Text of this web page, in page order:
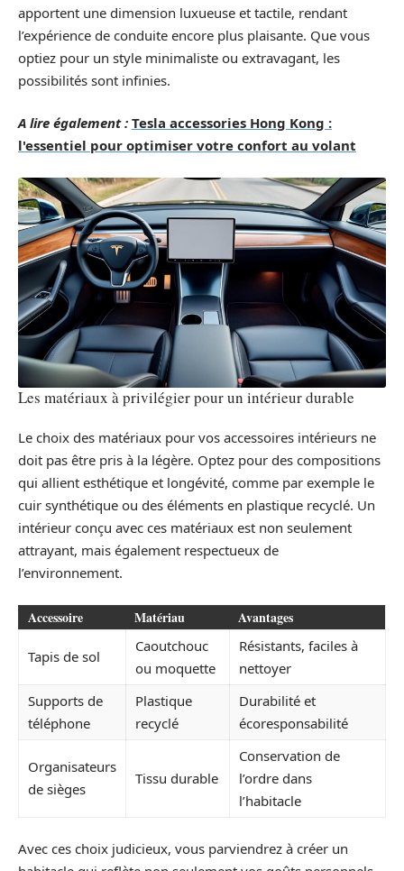
apportent une dimension luxueuse et tactile, rendant
l’expérience de conduite encore plus plaisante. Que vous
optiez pour un style minimaliste ou extravagant, les
possibilités sont infinies.
A lire également : Tesla accessories Hong Kong :
l'essentiel pour optimiser votre confort au volant
Les matériaux à privilégier pour un intérieur durable
Le choix des matériaux pour vos accessoires intérieurs ne
doit pas être pris à la légère. Optez pour des compositions
qui allient esthétique et longévité, comme par exemple le
cuir synthétique ou des éléments en plastique recyclé. Un
intérieur conçu avec ces matériaux est non seulement
attrayant, mais également respectueux de
l’environnement.
Accessoire Matériau Avantages
Tapis de sol
Caoutchouc
ou moquette
Résistants, faciles à
nettoyer
Supports de
téléphone
Plastique
recyclé
Durabilité et
écoresponsabilité
Organisateurs
de sièges
Tissu durable
Conservation de
l’ordre dans
l’habitacle
Avec ces choix judicieux, vous parviendrez à créer un